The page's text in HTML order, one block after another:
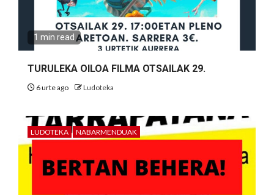
1 min read
TURULEKA OILOA FILMA OTSAILAK 29.
6 urte ago Ludoteka
LUDOTEKA NABARMENDUAK